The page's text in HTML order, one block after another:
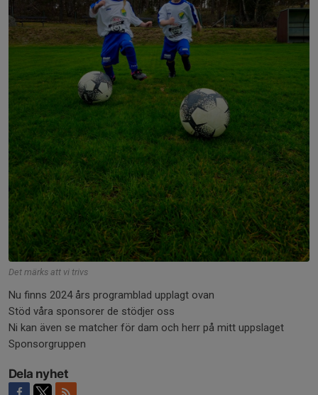
Det märks att vi trivs
Nu finns 2024 års programblad upplagt ovan
Stöd våra sponsorer de stödjer oss
Ni kan även se matcher för dam och herr på mitt uppslaget
Sponsorgruppen
Dela nyhet